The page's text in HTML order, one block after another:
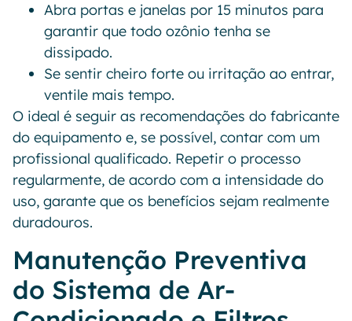
Abra portas e janelas por 15 minutos para
garantir que todo ozônio tenha se
dissipado.
Se sentir cheiro forte ou irritação ao entrar,
ventile mais tempo.
O ideal é seguir as recomendações do fabricante
do equipamento e, se possível, contar com um
profissional qualificado. Repetir o processo
regularmente, de acordo com a intensidade do
uso, garante que os benefícios sejam realmente
duradouros.
Manutenção Preventiva
do Sistema de Ar-